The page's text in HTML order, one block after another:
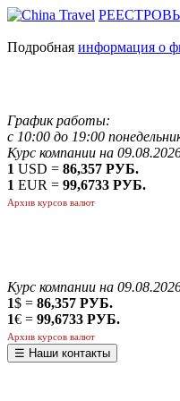
Подробная информация о
График работы:
с 10:00 до 19:00
Курс компании на
1 USD = 86,357 РУБ.
1 EUR = 99,6733 РУБ.
Архив курсов валют
Курс компании на
1$ = 86,357 РУБ.
1€ = 99,6733 РУБ.
Архив курсов валют
☰ Наши контакты